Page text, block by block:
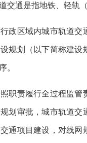
通是指地铁、轻轨（
域内城市轨道交
规划（以下简称建
。
履行全过程监管
划审批，城市轨道
通项目建设，对线